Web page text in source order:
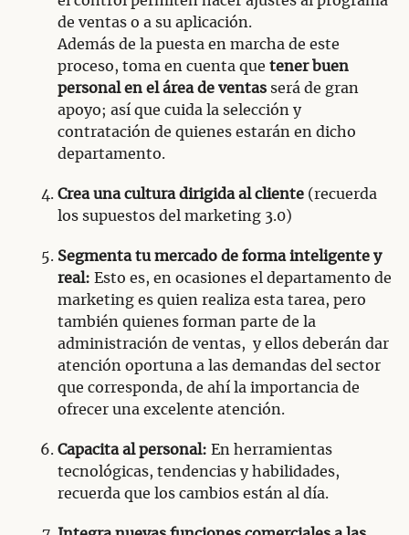
de ventas o a su aplicación.
Además de la puesta en marcha de este
proceso, toma en cuenta que tener buen
personal en el área de ventas será de gran
apoyo; así que cuida la selección y
contratación de quienes estarán en dicho
departamento.
Crea una cultura dirigida al cliente (recuerda
los supuestos del marketing 3.0)
Segmenta tu mercado de forma inteligente y
real: Esto es, en ocasiones el departamento de
marketing es quien realiza esta tarea, pero
también quienes forman parte de la
administración de ventas, y ellos deberán dar
atención oportuna a las demandas del sector
que corresponda, de ahí la importancia de
ofrecer una excelente atención.
Capacita al personal: En herramientas
tecnológicas, tendencias y habilidades,
recuerda que los cambios están al día.